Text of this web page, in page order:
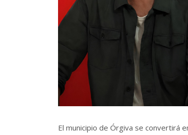
El municipio de Órgiva se convertirá